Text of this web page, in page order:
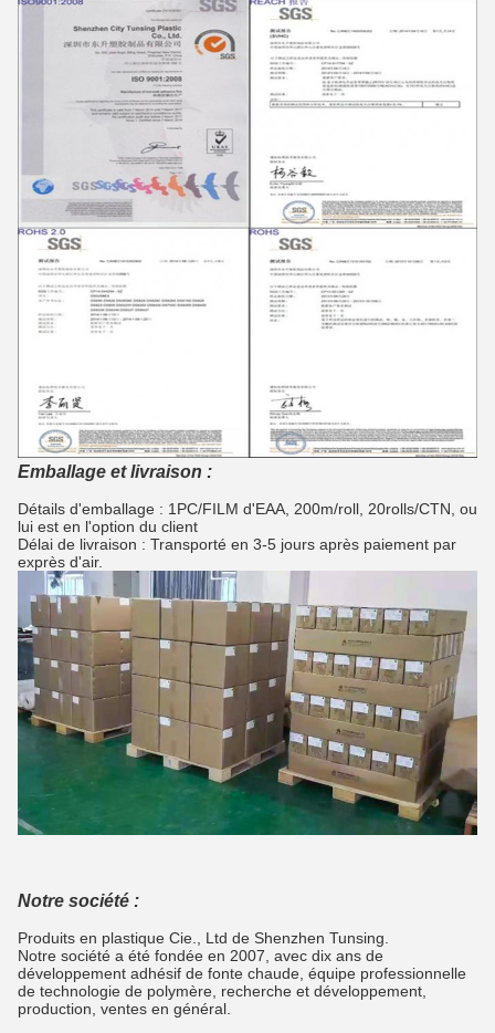
Emballage et livraison :
Détails d'emballage : 1PC/FILM d'EAA, 200m/roll, 20rolls/CTN, ou
lui est en l'option du client
Délai de livraison : Transporté en 3-5 jours après paiement par
exprès d'air.
Notre société :
Produits en plastique Cie., Ltd de Shenzhen Tunsing.
Notre société a été fondée en 2007, avec dix ans de
développement adhésif de fonte chaude, équipe professionnelle
de technologie de polymère, recherche et développement,
production, ventes en général.